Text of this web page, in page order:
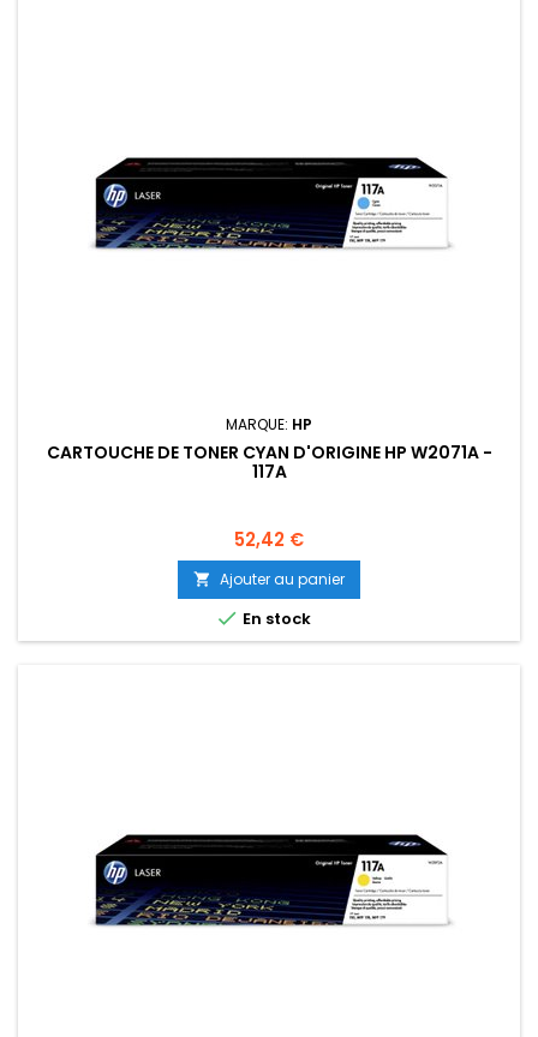
MARQUE: HP
CARTOUCHE DE TONER CYAN D'ORIGINE HP W2071A -
117A
Prix
52,42 €
 Ajouter au panier
 En stock